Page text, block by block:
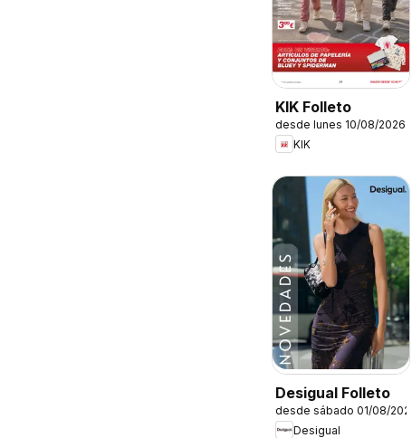
KIK Folleto
desde lunes 10/08/2026
KIK
Desigual Folleto
desde sábado 01/08/2026
Desigual